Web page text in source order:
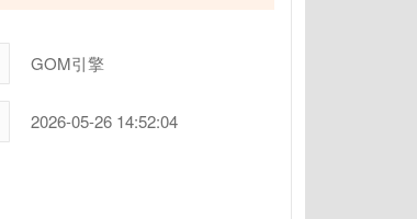
GOM引擎
2026-05-26 14:52:04